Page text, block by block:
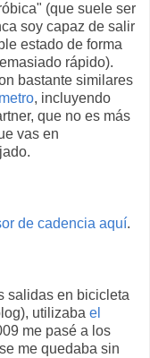
(que suele ser
soy capaz de salir
estado de forma
rápido).
bastante similares
, incluyendo
que no es más
vas en
de cadencia aquí.
salidas en bicicleta
utilizaba el
me pasé a los
me quedaba sin